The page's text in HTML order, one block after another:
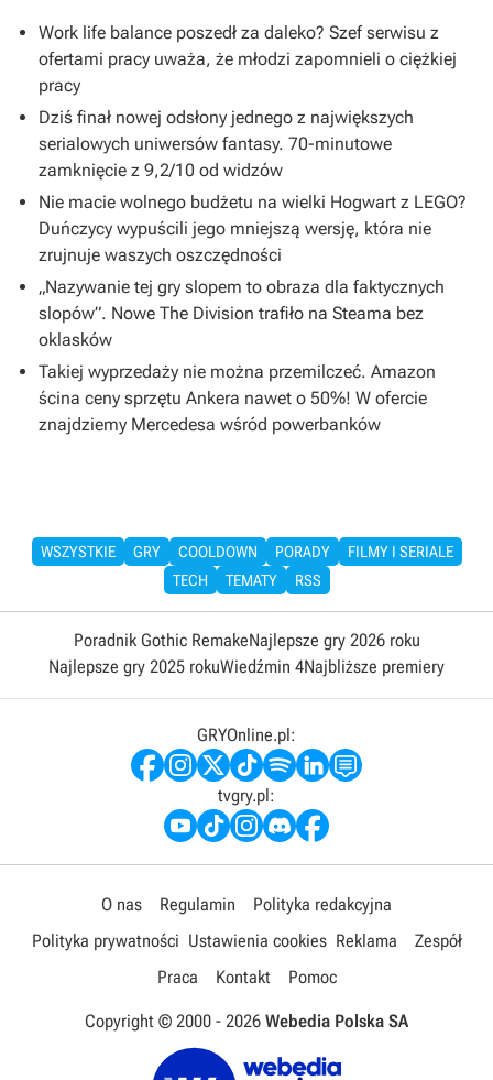
Work life balance poszedł za daleko? Szef serwisu z
ofertami pracy uważa, że młodzi zapomnieli o ciężkiej
pracy
Dziś finał nowej odsłony jednego z największych
serialowych uniwersów fantasy. 70-minutowe
zamknięcie z 9,2/10 od widzów
Nie macie wolnego budżetu na wielki Hogwart z LEGO?
Duńczycy wypuścili jego mniejszą wersję, która nie
zrujnuje waszych oszczędności
„Nazywanie tej gry slopem to obraza dla faktycznych
slopów”. Nowe The Division trafiło na Steama bez
oklasków
Takiej wyprzedaży nie można przemilczeć. Amazon
ścina ceny sprzętu Ankera nawet o 50%! W ofercie
znajdziemy Mercedesa wśród powerbanków
WSZYSTKIE GRY COOLDOWN PORADY
FILMY I SERIALE
TECH
TEMATY RSS
Poradnik Gothic RemakeNajlepsze gry 2026 roku
Najlepsze gry 2025 rokuWiedźmin 4Najbliższe premiery
GRYOnline.pl:
tvgry.pl:
O nas Regulamin
Polityka redakcyjna
Polityka prywatności Ustawienia cookies Reklama
Zespół
Praca
Kontakt Pomoc
Copyright © 2000 - 2026 Webedia Polska SA